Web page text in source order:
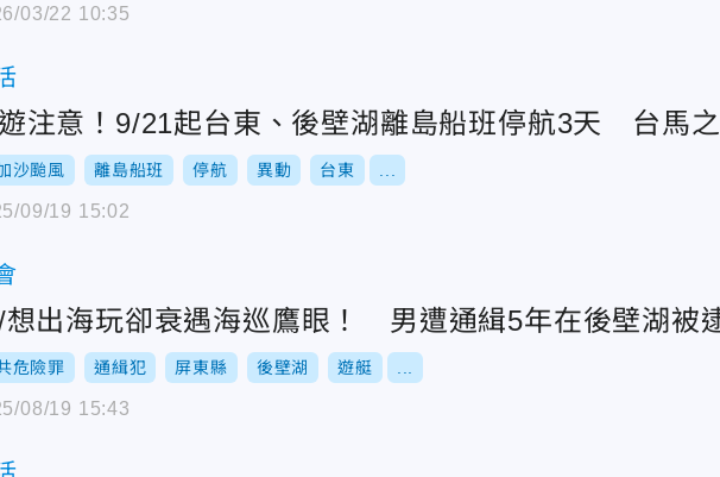
03/22 10:35
注意！9/21起台東、後壁湖離島船班停航3天 台馬
沙颱風 離島船班 停航 異動 台東
09/19 15:02
想出海玩卻衰遇海巡鷹眼！ 男遭通緝5年在後壁湖被
危險罪 通緝犯 屏東縣 後壁湖 遊艇
08/19 15:43